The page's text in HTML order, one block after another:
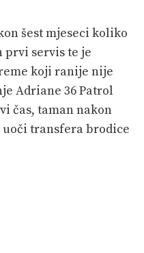
šest mjeseci koliko
servis te je
koji ranije nije
Adriane 36 Patrol
čas, taman nakon
transfera brodice